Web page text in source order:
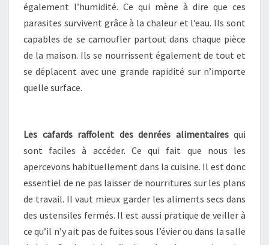
également l’humidité. Ce qui mène à dire que ces
parasites survivent grâce à la chaleur et l’eau. Ils sont
capables de se camoufler partout dans chaque pièce
de la maison. Ils se nourrissent également de tout et
se déplacent avec une grande rapidité sur n’importe
quelle surface.
Les cafards raffolent des denrées alimentairesqui
sont faciles à accéder. Ce qui fait que nous les
apercevons habituellement dans la cuisine. Il est donc
essentiel de ne pas laisser de nourritures sur les plans
de travail. Il vaut mieux garder les aliments secs dans
des ustensiles fermés. Il est aussi pratique de veiller à
ce qu’il n’y ait pas de fuites sous l’évier ou dans la salle